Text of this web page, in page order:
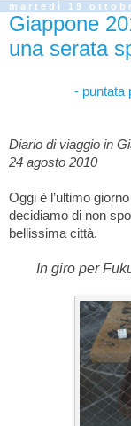
martedì 19
Giappone
una serata
- puntata
Diario di viaggio in
24 agosto 2010
Oggi è l’ultimo
decidiamo di non
bellissima città.
In giro per